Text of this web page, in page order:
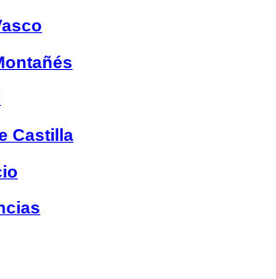
Castilla